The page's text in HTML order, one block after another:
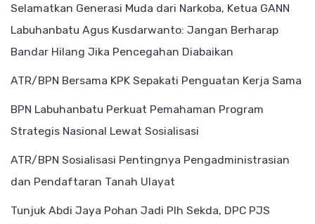
Selamatkan Generasi Muda dari Narkoba, Ketua GANN
Labuhanbatu Agus Kusdarwanto: Jangan Berharap
Bandar Hilang Jika Pencegahan Diabaikan
ATR/BPN Bersama KPK Sepakati Penguatan Kerja Sama
BPN Labuhanbatu Perkuat Pemahaman Program
Strategis Nasional Lewat Sosialisasi
ATR/BPN Sosialisasi Pentingnya Pengadministrasian
dan Pendaftaran Tanah Ulayat
Tunjuk Abdi Jaya Pohan Jadi Plh Sekda, DPC PJS